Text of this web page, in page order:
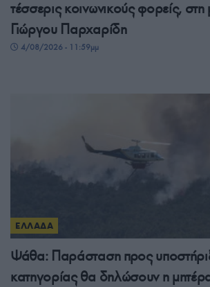
τέσσερις κοινωνικούς φορείς,
Γιώργου Παρχαρίδη
4/08/2026 - 11:59μμ
ΕΛΛΑΔΑ
Ψάθα: Παράσταση προς
κατηγορίας θα δηλώσουν η